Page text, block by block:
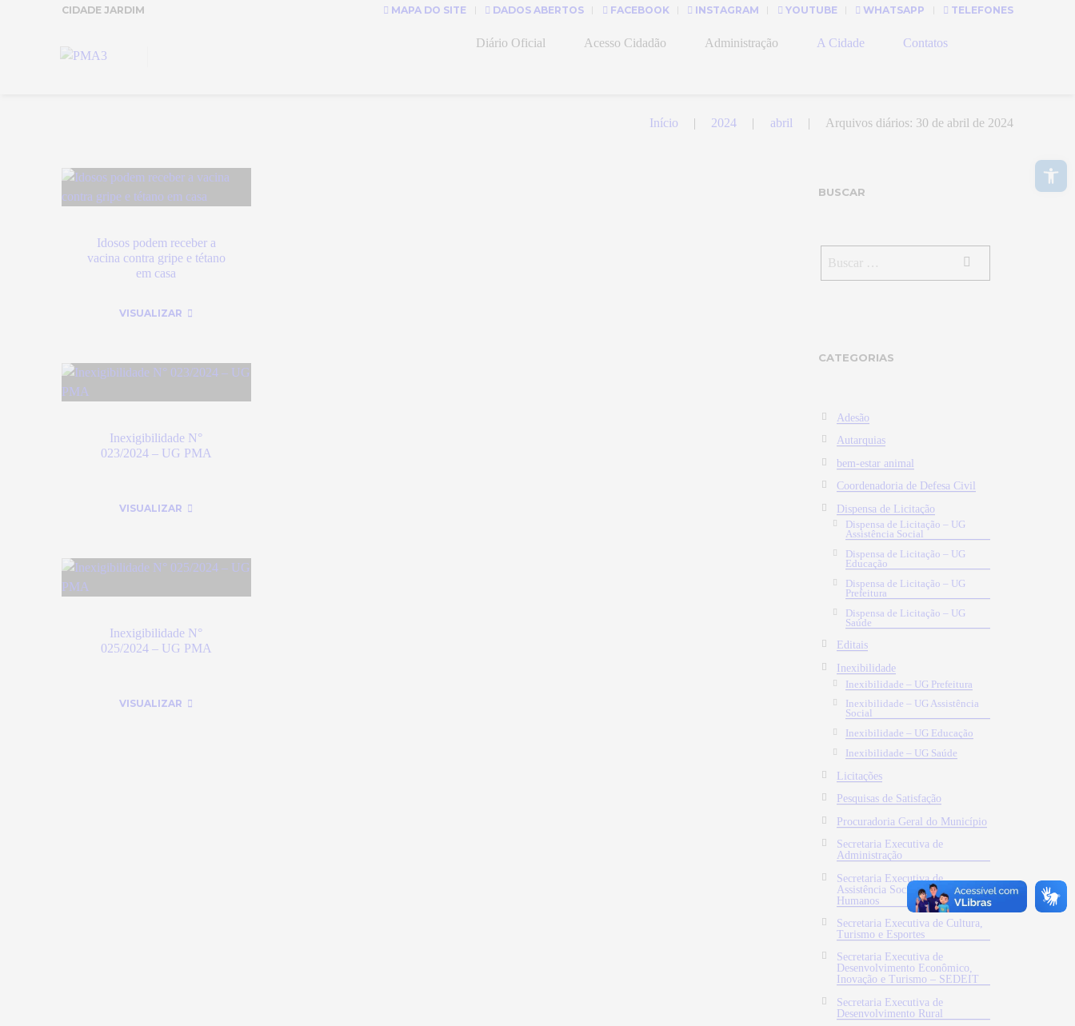
CIDADE JARDIM MAPA DO SITE DADOS ABERTOS FACEBOOK INSTAGRAM YOUTUBE WHATSAPP TELEFONES
Diário Oficial Acesso Cidadão Administração A Cidade Contatos
Início 2024 abril Arquivos diários: 30 de abril de 2024
Idosos podem receber a
vacina contra gripe e tétano
em casa
VISUALIZAR
Inexigibilidade N°
023/2024 – UG PMA
VISUALIZAR
Inexigibilidade N°
025/2024 – UG PMA
VISUALIZAR
BUSCAR
CATEGORIAS
Adesão
Autarquias
bem-estar animal
Coordenadoria de Defesa Civil
Dispensa de Licitação
Dispensa de Licitação – UG
Assistência Social
Dispensa de Licitação – UG
Educação
Dispensa de Licitação – UG
Prefeitura
Dispensa de Licitação – UG
Saúde
Editais
Inexibilidade
Inexibilidade – UG Prefeitura
Inexibilidade – UG Assistência
Social
Inexibilidade – UG Educação
Inexibilidade – UG Saúde
Licitações
Pesquisas de Satisfação
Procuradoria Geral do Município
Secretaria Executiva de
Administração
Secretaria Executiva de
Assistência Social e Direitos
Humanos
Secretaria Executiva de Cultura,
Turismo e Esportes
Secretaria Executiva de
Desenvolvimento Econômico,
Inovação e Turismo – SEDEIT
Secretaria Executiva de
Desenvolvimento Rural
Abrir a barra de ferramentas